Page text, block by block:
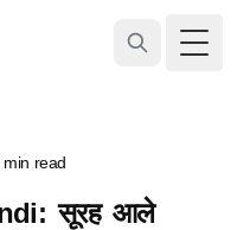
min read
सूरह आले